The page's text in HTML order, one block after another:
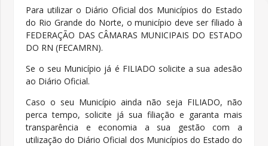
Para utilizar o Diário Oficial dos Municípios do Estado
do Rio Grande do Norte, o município deve ser filiado à
FEDERAÇÃO DAS CÂMARAS MUNICIPAIS DO ESTADO
DO RN (FECAMRN).
Se o seu Município já é FILIADO solicite a sua adesão
ao Diário Oficial.
Caso o seu Município ainda não seja FILIADO, não
perca tempo, solicite já sua filiação e garanta mais
transparência e economia a sua gestão com a
utilização do Diário Oficial dos Municípios do Estado do